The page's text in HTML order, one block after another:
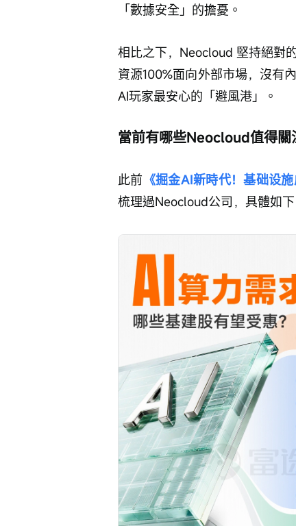
「數據安全」的擔憂。
相比之下，Neocloud 堅持絕對
資源100%面向外部市場，沒有
AI玩家最安心的「避風港」。
當前有哪些Neocloud值得關
此前 《掘金AI新時代！基础设
梳理過Neocloud公司，具體如下